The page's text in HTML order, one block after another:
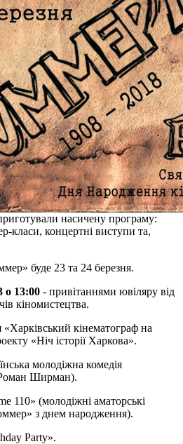
насичену програму:
класи, концертні виступи та,
буде 23 та 24 березня.
о 13:00 - привітаннями ювіляру від
кіномистецтва.
«Харківський кінематограф на
«Ніч історії Харкова».
молодіжна комедія
Ширман).
110» (молодіжні аматорські
з днем народження).
Party».